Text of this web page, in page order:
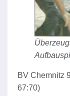
BV Chemnitz
67:70)